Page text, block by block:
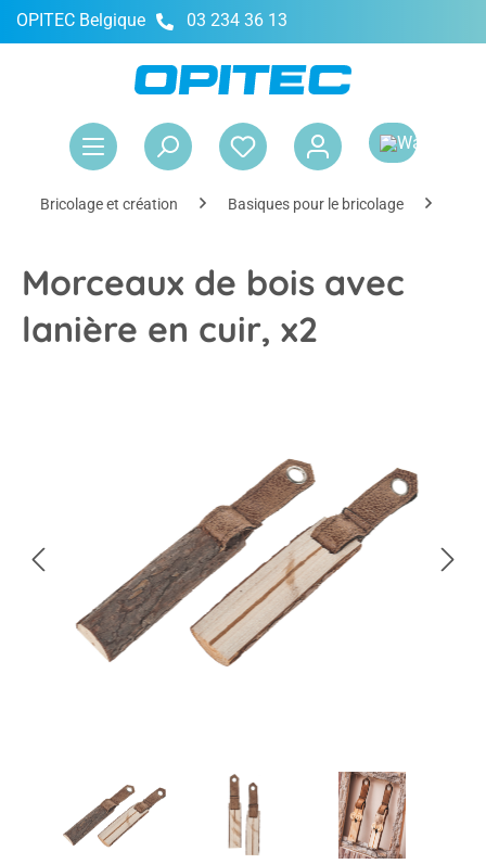
principal
OPITEC Belgique 03 234 36 13
Bricolage et création Basiques pour le bricolage
Morceaux de bois avec
lanière en cuir, x2